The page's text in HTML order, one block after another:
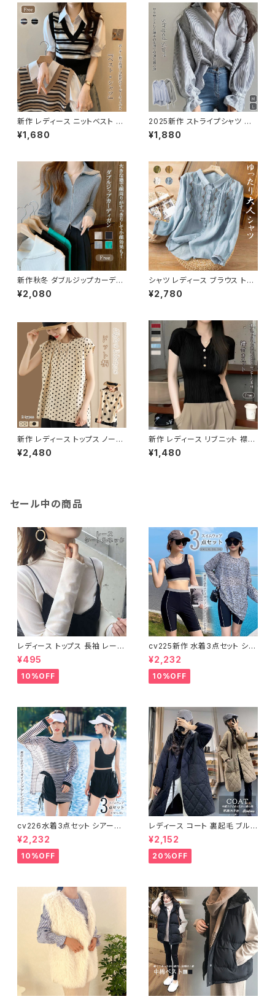
新作 レディース ニットベスト シ
ャツ レイヤード 重ね着 ツーピ
ーストップス Ｖネック トレンド
¥1,680
2025新作 ストライプシャツ ブ
ラウス トップス カジュアル 襟付
き 長袖 きれいめ
¥1,880
新作秋冬 ダブルジップカーディ
ガン ジップアップセーター レイ
ヤード 重ね着 トップス
¥2,080
シャツ レディース ブラウス トッ
プス ボタン 長袖 綿麻風 長袖ト
ップス 刺繍 羽織り 前開き 薄手
¥2,780
新作 レディース トップス ノース
リーブ ブラウス トップスドット柄
可愛い 春シャツ 春夏 着映え
¥2,480
新作 レディース リブニット 襟付
きニット 半袖 トップス ポロシャ
ツ 半袖ニット
¥1,480
セール中の商品
レディース トップス 長袖 レース
タートルネック ファッション 4色
美ライン
¥495
10%OFF
cv225新作 水着3点セット シア
ートップス ラッシュガード 長袖
日焼け防止 体型カバー
¥2,232
10%OFF
cv226水着3点セット シアート
ップス ラッシュガード 長袖 日焼
け防止 体型カバー
¥2,232
10%OFF
レディース コート 裏起毛 ブルゾ
ン ジャンパー ジャケット キルテ
ィング 中綿
¥2,152
20%OFF